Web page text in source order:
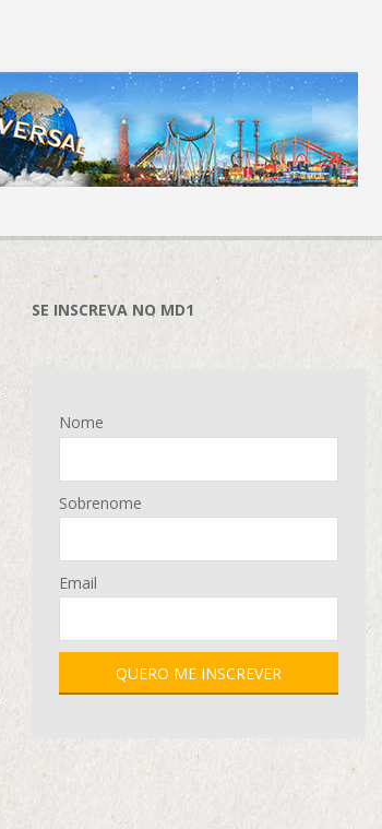
SE INSCREVA NO MD1
Nome
Sobrenome
Email